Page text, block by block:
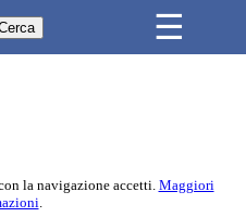
☰
la navigazione accetti. Maggiori
.